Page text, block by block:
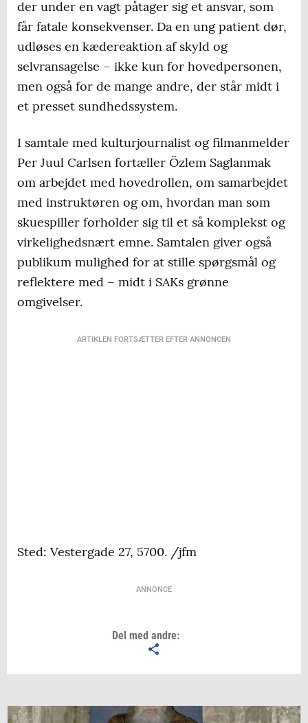
der under en vagt påtager sig et ansvar, som
får fatale konsekvenser. Da en ung patient dør,
udløses en kædereaktion af skyld og
selvransagelse – ikke kun for hovedpersonen,
men også for de mange andre, der står midt i
et presset sundhedssystem.
I samtale med kulturjournalist og filmanmelder
Per Juul Carlsen fortæller Özlem Saglanmak
om arbejdet med hovedrollen, om samarbejdet
med instruktøren og om, hvordan man som
skuespiller forholder sig til et så komplekst og
virkelighedsnært emne. Samtalen giver også
publikum mulighed for at stille spørgsmål og
reflektere med – midt i SAKs grønne
omgivelser.
ARTIKLEN FORTSÆTTER EFTER ANNONCEN
Sted: Vestergade 27, 5700. /jfm
ANNONCE
Del med andre: